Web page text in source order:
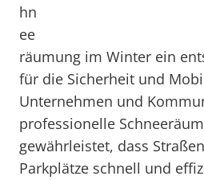
hn
ee
räumung im Winter ein
für die Sicherheit und
Unternehmen und
professionelle
gewährleistet, dass
Parkplätze schnell und